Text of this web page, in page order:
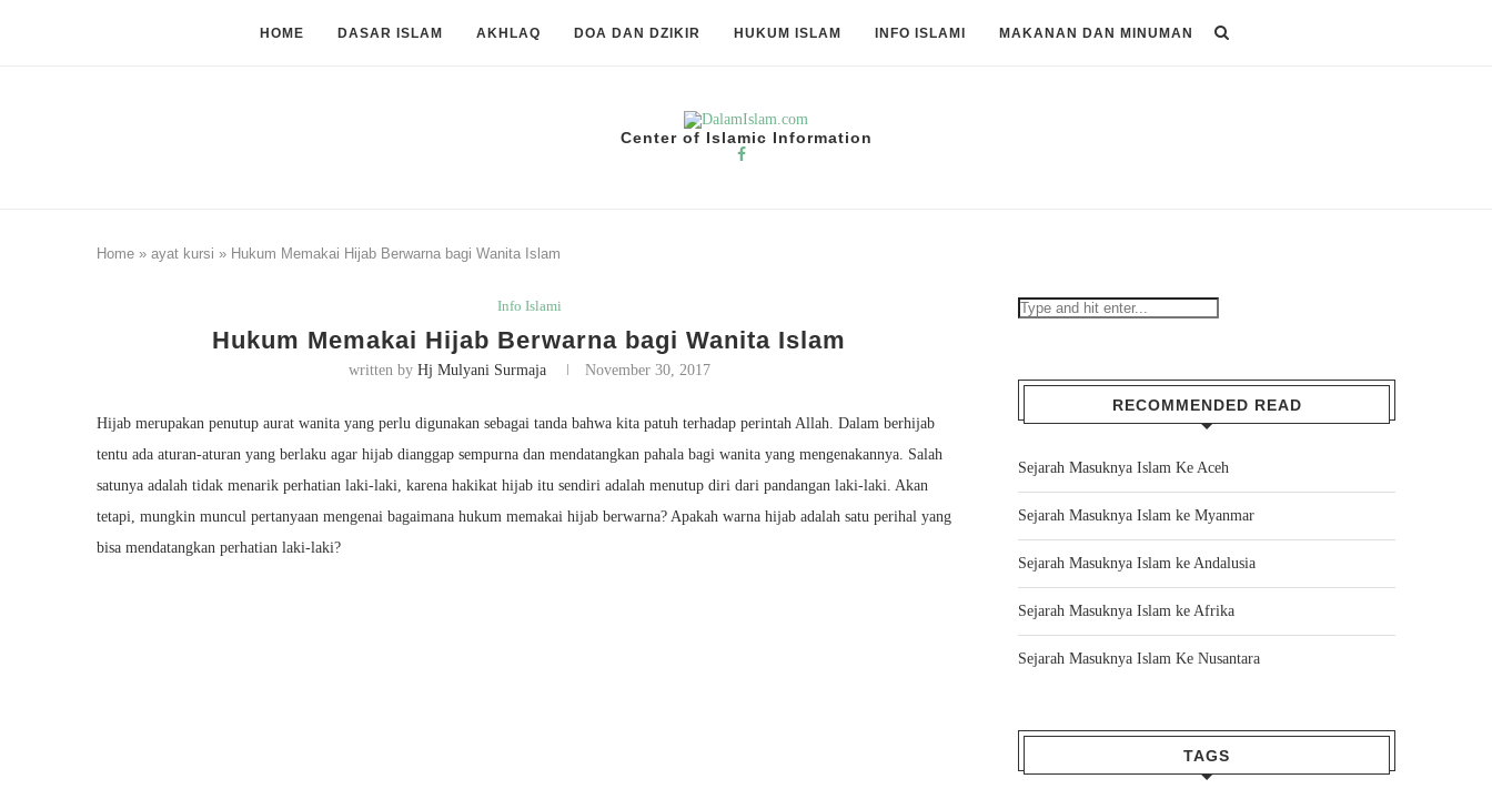
HOME DASAR ISLAM AKHLAQ DOA DAN DZIKIR HUKUM ISLAM INFO ISLAMI MAKANAN DAN MINUMAN
Center of Islamic Information
Home » ayat kursi » Hukum Memakai Hijab Berwarna bagi Wanita Islam
Info Islami
Hukum Memakai Hijab Berwarna bagi Wanita Islam
written by Hj Mulyani Surmaja November 30, 2017
Hijab merupakan penutup aurat wanita yang perlu digunakan sebagai tanda bahwa kita patuh terhadap perintah Allah. Dalam berhijab
tentu ada aturan-aturan yang berlaku agar hijab dianggap sempurna dan mendatangkan pahala bagi wanita yang mengenakannya. Salah
satunya adalah tidak menarik perhatian laki-laki, karena hakikat hijab itu sendiri adalah menutup diri dari pandangan laki-laki. Akan
tetapi, mungkin muncul pertanyaan mengenai bagaimana hukum memakai hijab berwarna? Apakah warna hijab adalah satu perihal yang
bisa mendatangkan perhatian laki-laki?
RECOMMENDED READ
Sejarah Masuknya Islam Ke Aceh
Sejarah Masuknya Islam ke Myanmar
Sejarah Masuknya Islam ke Andalusia
Sejarah Masuknya Islam ke Afrika
Sejarah Masuknya Islam Ke Nusantara
TAGS